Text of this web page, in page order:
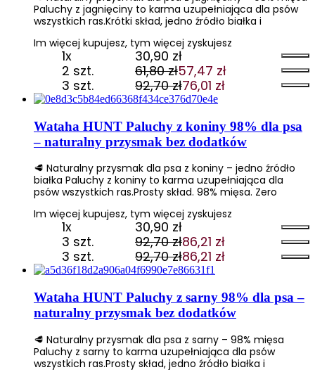
Paluchy z jagnięciny to karma uzupełniająca dla psów
wszystkich ras.Krótki skład, jedno źródło białka i
Im więcej kupujesz, tym więcej zyskujesz
1x 30,90 zł
2 szt.
61,80zł
Pierwotna
cena
wynosiła:
61,80 zł.
57,47 zł
Aktualna
cena
wynosi:
57,47 zł.
3 szt. 92,70zł
Pierwotna
cena
wynosiła:
92,70 zł.
76,01 zł
Aktualna
cena
wynosi:
76,01 zł.
Wataha HUNT Paluchy z koniny 98% dla psa
– naturalny przysmak bez dodatków
🥩 Naturalny przysmak dla psa z koniny – jedno źródło
białka Paluchy z koniny to karma uzupełniająca dla
psów wszystkich ras.Prosty skład. 98% mięsa. Zero
Im więcej kupujesz, tym więcej zyskujesz
1x 30,90 zł
3 szt.
92,70zł
Pierwotna
cena
wynosiła:
92,70 zł.
86,21 zł
Aktualna
cena
wynosi:
86,21 zł.
3 szt. 92,70zł
Pierwotna
cena
wynosiła:
92,70 zł.
86,21 zł
Aktualna
cena
wynosi:
86,21 zł.
Wataha HUNT Paluchy z sarny 98% dla psa –
naturalny przysmak bez dodatków
🥩 Naturalny przysmak dla psa z sarny – 98% mięsa
Paluchy z sarny to karma uzupełniająca dla psów
wszystkich ras.Prosty skład, jedno źródło białka i